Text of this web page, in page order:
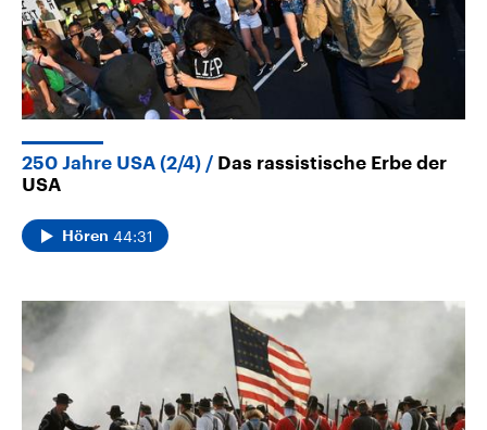
250 Jahre USA (2/4)
Das rassistische Erbe der
USA
Hören 44:31